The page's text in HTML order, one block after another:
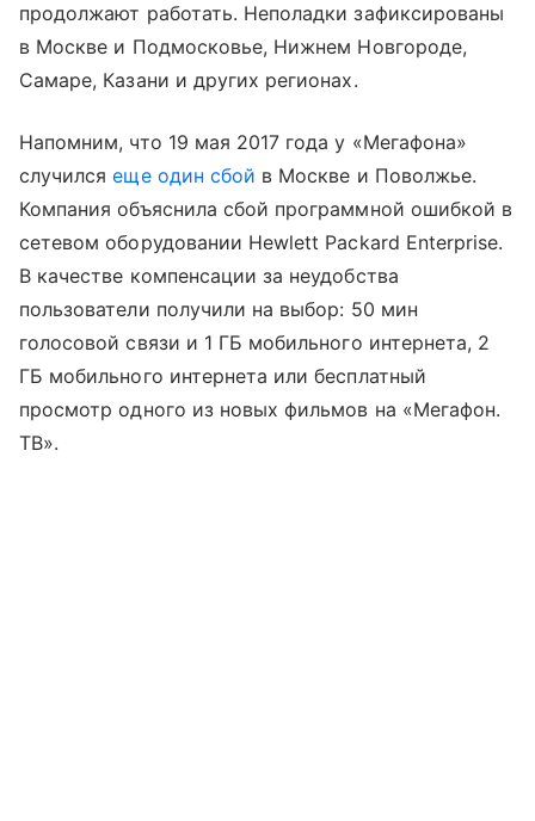
продолжают работать. Неполадки зафиксированы
в Москве и Подмосковье, Нижнем Новгороде,
Самаре, Казани и других регионах.
Напомним, что 19 мая 2017 года у «Мегафона»
случилсяеще один сбой в Москве и Поволжье.
Компания объяснила сбой программной ошибкой в
сетевом оборудовании Hewlett Packard Enterprise.
В качестве компенсации за неудобства
пользователи получили на выбор: 50 мин
голосовой связи и 1 ГБ мобильного интернета, 2
ГБ мобильного интернета или бесплатный
просмотр одного из новых фильмов на «Мегафон.
ТВ».